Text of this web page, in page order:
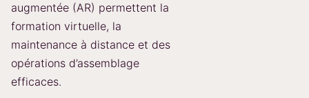
augmentée (AR) permettent la
formation virtuelle, la
maintenance à distance et des
opérations d’assemblage
efficaces.